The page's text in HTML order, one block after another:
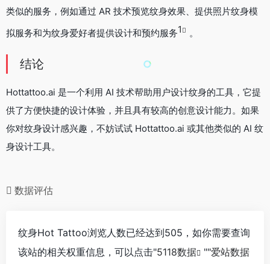
类似的服务，例如通过 AR 技术预览纹身效果、提供照片纹身模
拟服务和为纹身爱好者提供设计和预约服务1 。
结论
Hottattoo.ai 是一个利用 AI 技术帮助用户设计纹身的工具，它提
供了方便快捷的设计体验，并且具有较高的创意设计能力。如果
你对纹身设计感兴趣，不妨试试 Hottattoo.ai 或其他类似的 AI 纹
身设计工具。
数据评估
纹身Hot Tattoo浏览人数已经达到505，如你需要查询
该站的相关权重信息，可以点击"5118数据 ""爱站数据